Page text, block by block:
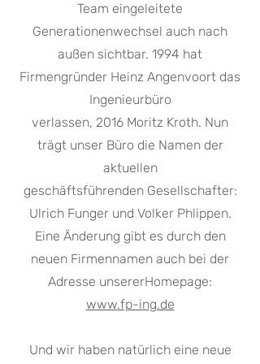
Team eingeleitete
Generationenwechsel auch nach
außen sichtbar. 1994 hat
Firmengründer Heinz Angenvoort das
Ingenieurbüro
verlassen, 2016 Moritz Kroth. Nun
trägt unser Büro die Namen der
aktuellen
geschäftsführenden Gesellschafter:
Ulrich Funger und Volker Phlippen.
Eine Änderung gibt es durch den
neuen Firmennamen auch bei der
Adresse unsererHomepage:
www.fp-ing.de
Und wir haben natürlich eine neue